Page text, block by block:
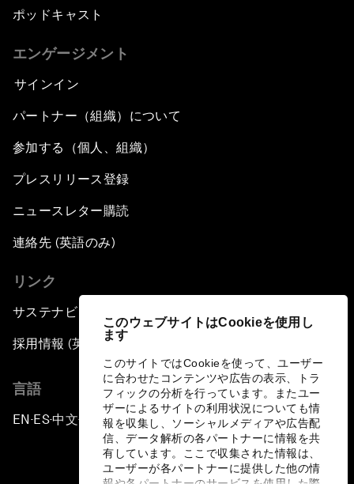
このウェブサイトはCookieを使用し
ます
このサイトではCookieを使って、ユーザー
に合わせたコンテンツや広告の表示、トラ
フィックの分析を行っています。またユー
ザーによるサイトの利用状況についても情
報を収集し、ソーシャルメディアや広告配
信、データ解析の各パートナーに情報を共
有しています。ここで収集された情報は、
ユーザーが各パートナーに提供した他の情
ポッドキャスト
エンゲージメント
サインイン
パートナー（組織）について
参加する（個人、組織）
プレスリリース登録
ニュースレター購読
連絡先 (英語のみ)
リンク
サステナビリティへの取り組み
採用情報 (英語のみ)
言語
EN ▪ES▪中文▪ 日本語